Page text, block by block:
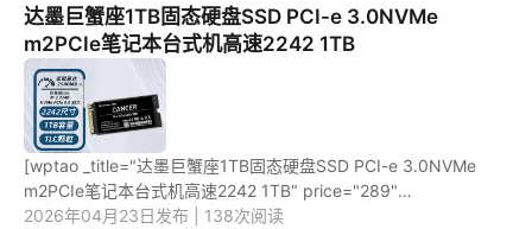
达墨巨蟹座1TB固态硬盘SSD PCI-e 3.0NVMe
m2PCIe笔记本台式机高速2242 1TB
[wptao _title="达墨巨蟹座1TB固态硬盘SSD PCI-e 3.0NVMe
m2PCIe笔记本台式机高速2242 1TB" price="289"
url="https://item.jd.com/10085626281226.html"
2026年04月23日发布 | 138次阅读